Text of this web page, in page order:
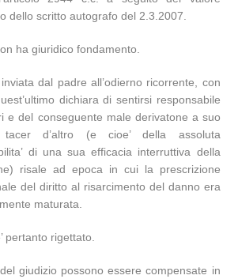
dello scritto autografo del 2.3.2007.
ha giuridico fondamento.
dal padre all’odierno ricorrente, con
dichiara di sentirsi responsabile
e del conseguente male derivatone a suo
d’altro (e cioe’ della assoluta
di una sua efficacia interruttiva della
risale ad epoca in cui la prescrizione
del diritto al risarcimento del danno era
maturata.
pertanto rigettato.
giudizio possono essere compensate in